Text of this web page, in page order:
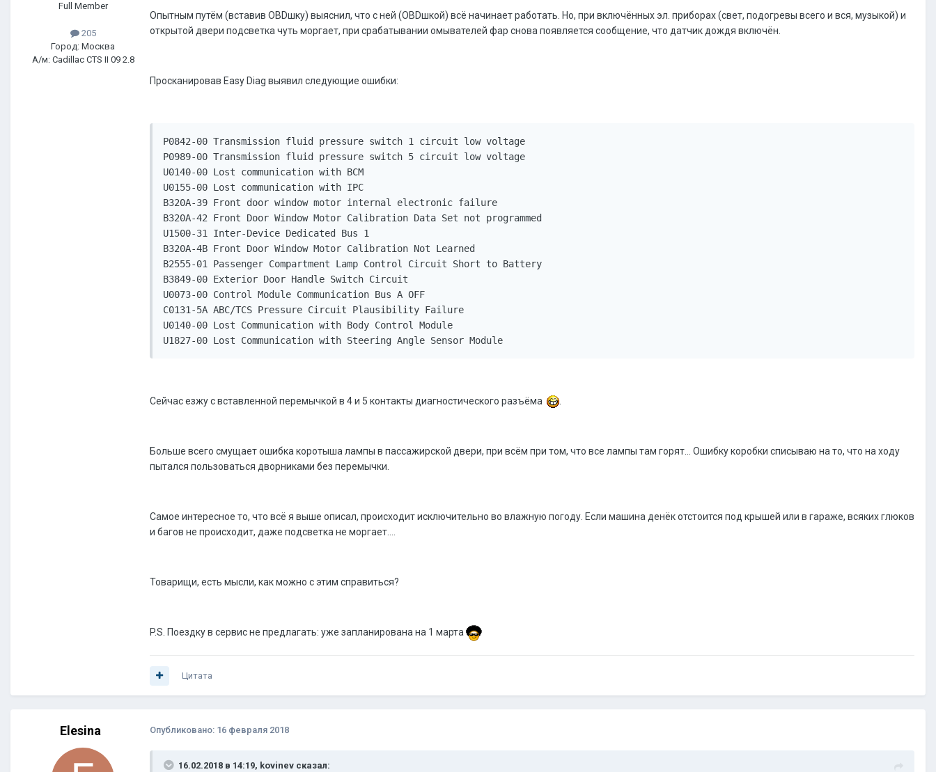
Full Member
205
Город: Москва
А/м: Cadillac CTS II 09 2.8
Опытным путём (вставив OBDшку) выяснил, что с ней (OBDшкой) всё начинает работать. Но, при включённых эл. приборах (свет, подогревы всего и вся, музыкой) и
открытой двери подсветка чуть моргает, при срабатывании омывателей фар снова появляется сообщение, что датчик дождя включён.
Просканировав Easy Diag выявил следующие ошибки:
P0842-00 Transmission fluid pressure switch 1 circuit low voltage
P0989-00 Transmission fluid pressure switch 5 circuit low voltage
U0140-00 Lost communication with BCM
U0155-00 Lost communication with IPC
B320A-39 Front door window motor internal electronic failure
B320A-42 Front Door Window Motor Calibration Data Set not programmed
U1500-31 Inter-Device Dedicated Bus 1
B320A-4B Front Door Window Motor Calibration Not Learned
B2555-01 Passenger Compartment Lamp Control Circuit Short to Battery
B3849-00 Exterior Door Handle Switch Circuit
U0073-00 Control Module Communication Bus A OFF
C0131-5A ABC/TCS Pressure Circuit Plausibility Failure
U0140-00 Lost Communication with Body Control Module
Сейчас езжу с вставленной перемычкой в 4 и 5 контакты диагностического разъёма
Больше всего смущает ошибка коротыша лампы в пассажирской двери, при всём при том, что все лампы там горят... Ошибку коробки списываю на то, что на ходу
пытался пользоваться дворниками без перемычки.
Самое интересное то, что всё я выше описал, происходит исключительно во влажную погоду. Если машина денёк отстоится под крышей или в гараже, всяких глюков
и багов не происходит, даже подсветка не моргает....
Товарищи, есть мысли, как можно с этим справиться?
P.S. Поездку в сервис не предлагать: уже запланирована на 1 марта
Цитата
Elesina Опубликовано: 16 февраля 2018
16.02.2018 в 14:19, kovinev сказал: